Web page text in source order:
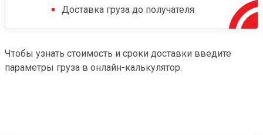
Доставка груза до получателя
Чтобы узнать стоимость и сроки доставки введите
параметры груза в онлайн-калькулятор.